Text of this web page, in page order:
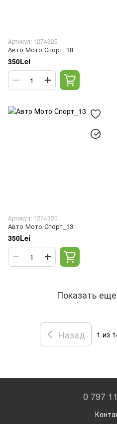
Артикул: 1274325
Авто Мото Спорт_18
350Lei
Артикул: 1274320
Авто Мото Спорт_13
350Lei
Показать
Назад 1 из
0 797